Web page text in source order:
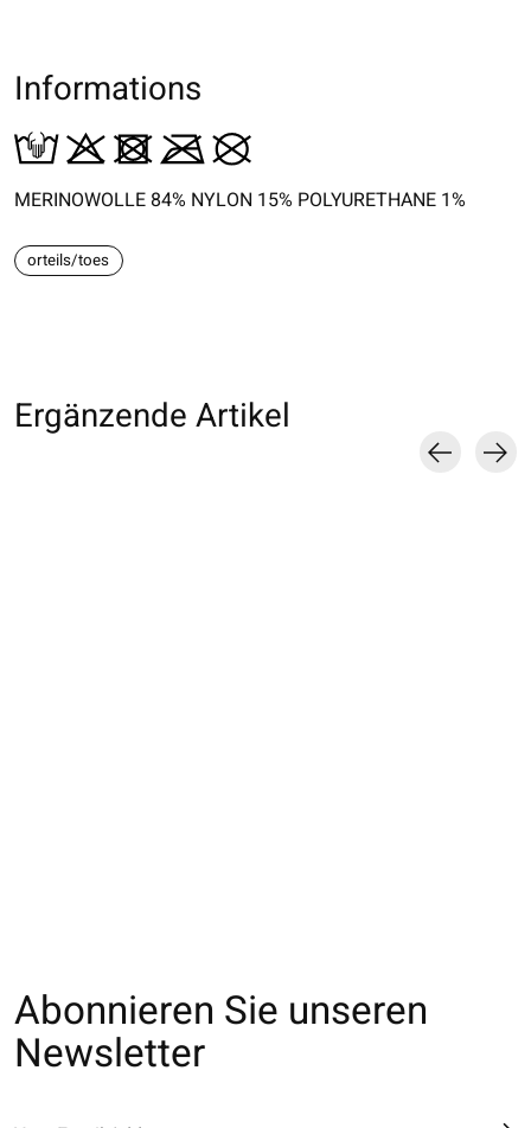
Informations
MERINOWOLLE 84% NYLON 15% POLYURETHANE 1%
orteils/toes
Ergänzende Artikel
Abonnieren Sie unseren
Newsletter